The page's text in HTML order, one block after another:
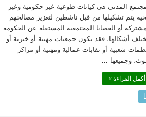
المدني هي كيانات طوعية غير حكومية وغير
يتم تشكيلها من قبل ناشطين لتعزيز مصالحهم
أو القضايا المجتمعية المستقلة عن الحكومة.
أشكالها، فقد تكون جمعيات مهنية أو خيرية أو
شعبية أو نقابات عمالية ومهنية أو مراكز
وجميعها …
أكمل القراءة »